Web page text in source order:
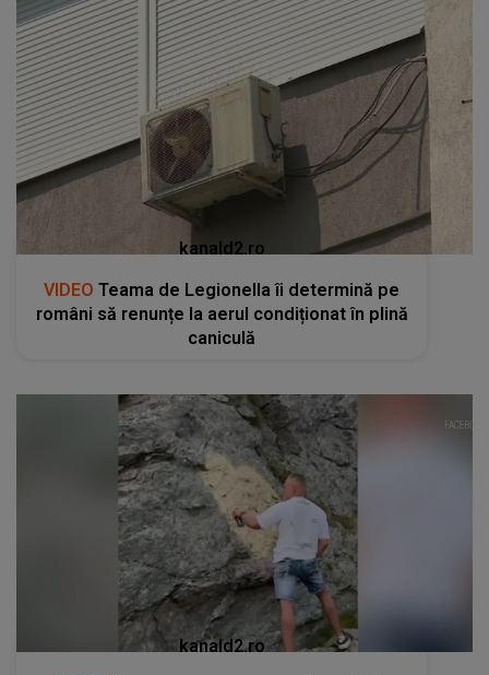
kanald2.ro
VIDEO Teama de Legionella îi determină pe
români să renunțe la aerul condiționat în plină
caniculă
kanald2.ro